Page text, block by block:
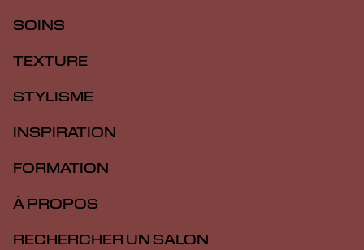
SOINS
TEXTURE
STYLISME
INSPIRATION
FORMATION
À PROPOS
RECHERCHER UN SALON